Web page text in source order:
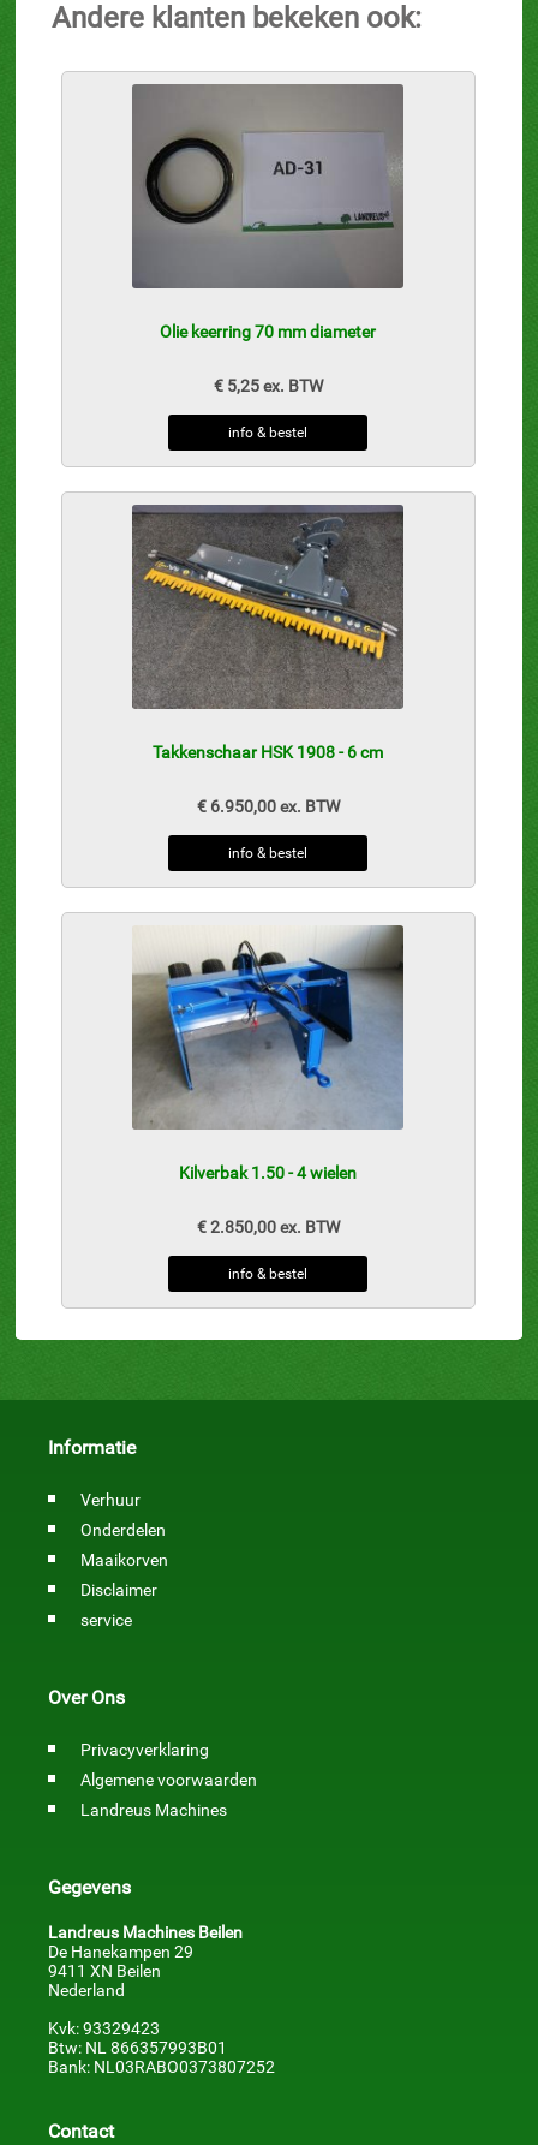
Andere klanten bekeken ook:
Olie keerring 70 mm diameter
€ 5,25 ex. BTW
info & bestel
Takkenschaar HSK 1908 - 6 cm
€ 6.950,00 ex. BTW
info & bestel
Kilverbak 1.50 - 4 wielen
€ 2.850,00 ex. BTW
info & bestel
Informatie
Verhuur
Onderdelen
Maaikorven
Disclaimer
service
Over Ons
Privacyverklaring
Algemene voorwaarden
Landreus Machines
Gegevens
Landreus Machines Beilen
De Hanekampen 29
9411 XN Beilen
Nederland
Kvk: 93329423
Btw: NL 866357993B01
Bank: NL03RABO0373807252
Contact